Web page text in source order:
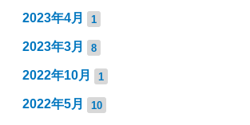
2023年4月 1
2023年3月 8
2022年10月 1
2022年5月 10